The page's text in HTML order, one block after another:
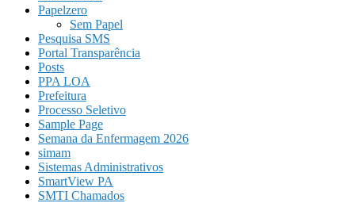
Papelzero
Sem Papel
Pesquisa SMS
Portal Transparência
Posts
PPA LOA
Prefeitura
Processo Seletivo
Sample Page
Semana da Enfermagem 2026
simam
Sistemas Administrativos
SmartView PA
SMTI Chamados